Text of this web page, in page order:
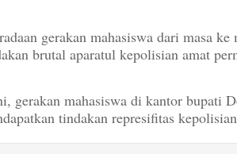
gerakan mahasiswa dari masa ke
brutal aparatul kepolisian amat
gerakan mahasiswa di kantor bupati
tindakan represifitas